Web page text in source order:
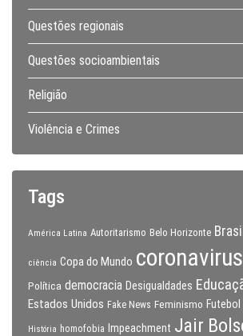
Questões regionais
Questões socioambientais
Religião
Violência e Crimes
Tags
América Latina Autoritarismo Belo Horizonte Brasil
ciência Copa do Mundo coronavirus
Política democracia Desigualdades
Estados Unidos Fake News Feminismo Futebol
História homofobia Impeachment Jair